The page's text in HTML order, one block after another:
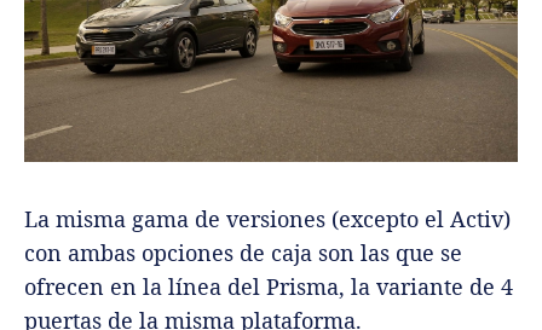
La misma gama de versiones (excepto el Activ)
con ambas opciones de caja son las que se
ofrecen en la línea del Prisma, la variante de 4
puertas de la misma plataforma.